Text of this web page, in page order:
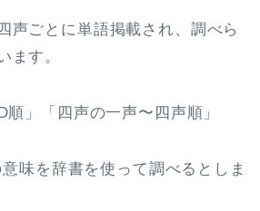
声ごとに単語掲載され、調べら
ます。
順」「四声の一声〜四声順」
味を辞書を使って調べるとしま